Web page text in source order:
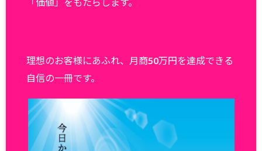
理想のお客様にあふれ、月商50万円を達成できる
自信の一冊です。